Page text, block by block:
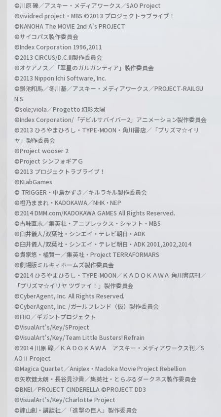
©川原 礫／アスキー・メディアワークス／SAO Project
©vividred project・MBS ©2013 プロジェクトラブライブ！
©NANOHA The MOVIE 2nd A's PROJECT
©サイコパス製作委員会
©Index Corporation 1996,2011
©2013 CIRCUS/D.C.III製作委員会
©オケアノス／「翠星のガルガンティア」製作委員会
©2013 Nippon Ichi Software, Inc.
©鎌池和馬／冬川基／アスキー・メディアワークス／PROJECT-RAILGU
N S
©sole;viola／Progetto 幻影太陽
©Index Corporation/「デビルサバイバー2」アニメーション製作委員会
©2013 ひろやまひろし・TYPE-MOON・角川書店／「プリズマ☆イリ
ヤ」製作委員会
©Project wooser 2
©Project シンフォギアＧ
©2013 プロジェクトラブライブ！
©KLabGames
© TRIGGER・中島かずき／キルラキル製作委員会
©橙乃ままれ・KADOKAWA／NHK・NEP
©2014 DMM.com/KADOKAWA GAMES All Rights Reserved.
©古味直志／集英社・アニプレックス・シャフト・MBS
©臼井儀人/双葉社・シンエイ・テレビ朝日・ADK
©臼井儀人/双葉社・シンエイ・テレビ朝日・ADK 2001,2002,2014
©貴家悠・橘賢一／集英社・Project TERRAFORMARS
©劇場版ミルキィホームズ製作委員会
©2014 ひろやまひろし・TYPE-MOON／ＫＡＤＯＫＡＷＡ 角川書店刊／
「プリズマ☆イリヤ ツヴァイ！」製作委員会
©CyberAgent, Inc. All Rights Reserved.
©CyberAgent, Inc. /ガールフレンド（仮）製作委員会
©FHO／ギガントプロジェクト
©VisualArt's/Key/SProject
©VisualArt's/Key/Team Little Busters! Refrain
©2014 川原 礫／ＫＡＤＯＫＡＷＡ アスキー・メディアワークス刊／S
AOⅡ Project
©Magica Quartet／Aniplex・Madoka Movie Project Rebellion
©矢吹健太朗・長谷見沙貴／集英社・とらぶるダークネス製作委員会
©BNEI／PROJECT CINDERELLA ©PROJECT DD3
©VisualArt's/Key/Charlotte Project
©諫山創・講談社／「進撃の巨人」製作委員会